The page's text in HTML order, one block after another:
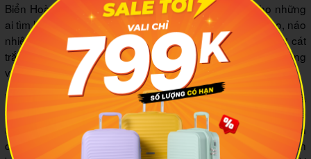
Biển Hoài Hải mang đến một không gian lý tưởng cho những
ai tìm kiếm sự thư giãn và muốn tránh xa nhịp sống ồn ào, náo
nhiệt của thành phố. Bãi biển ở đây rất sạch sẽ, với bờ cát
trắng mịn và nước biển trong xanh, mời gọi bạn đến tắm nắng
và tận hưởng làn nước mát lạnh.
Không gian tại đây rất yên tĩnh, chỉ có tiếng sóng vỗ nhẹ và
tiếng gió thổi qua hàng dương, tạo điều kiện cho bạn có thể
thư giãn tuyệt đối, đọc sách hay chỉ đơn giản là ngắm nhìn
cảnh vật. Đây cũng là điểm đến hoàn hảo để gia đình và bạn